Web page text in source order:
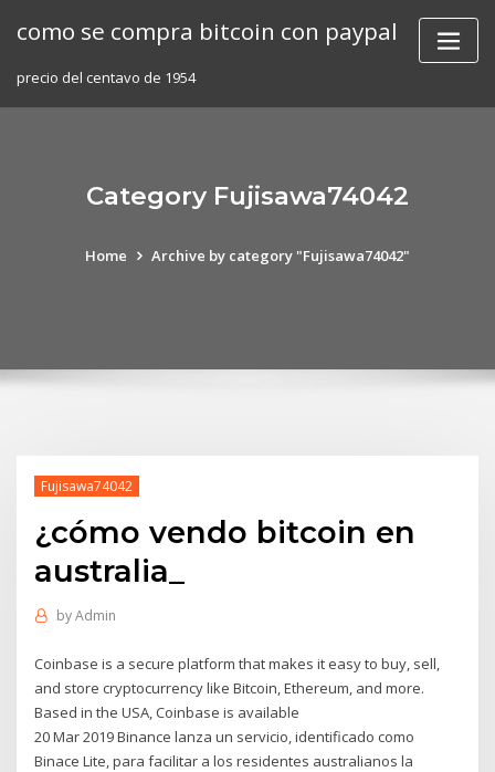
como se compra bitcoin con paypal
precio del centavo de 1954
Category Fujisawa74042
Home Archive by category "Fujisawa74042"
Fujisawa74042
¿cómo vendo bitcoin en
australia_
byAdmin
Coinbase is a secure platform that makes it easy to buy, sell,
and store cryptocurrency like Bitcoin, Ethereum, and more.
Based in the USA, Coinbase is available
20 Mar 2019 Binance lanza un servicio, identificado como
Binace Lite, para facilitar a los residentes australianos la